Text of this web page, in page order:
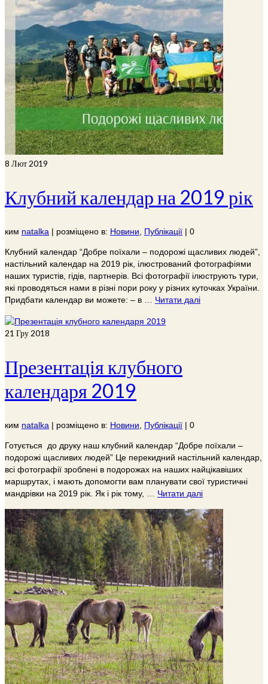
8 Лют 2019
Клубний календар на 2019 рік
ким natalka | розміщено в: Новини Публікації | 0
Клубний календар “Добре поїхали – подорожі щасливих людей”,
настільний календар на 2019 рік, ілюстрований фотографіями
наших туристів, гідів, партнерів. Всі фотографії ілюструють тури,
які проводяться нами в різні пори року у різних куточках України.
Придбати календар ви можете: – в … Читати далі
21 Гру 2018
Презентація клубного
календаря 2019
ким natalka | розміщено в: Новини Публікації | 0
Готується до друку наш клубний календар “Добре поїхали –
подорожі щасливих людей” Це перекидний настільний календар,
всі фотографії зроблені в подорожах на наших найцікавіших
маршрутах, і мають допомогти вам планувати свої туристичні
мандрівки на 2019 рік. Як і рік тому, … Читати далі